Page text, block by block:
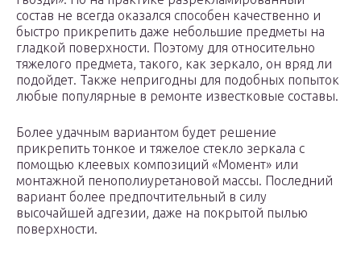
состав не всегда оказался способен качественно и
быстро прикрепить даже небольшие предметы на
гладкой поверхности. Поэтому для относительно
тяжелого предмета, такого, как зеркало, он вряд ли
подойдет. Также непригодны для подобных попыток
любые популярные в ремонте известковые составы.
Более удачным вариантом будет решение
прикрепить тонкое и тяжелое стекло зеркала с
помощью клеевых композиций «Момент» или
монтажной пенополиуретановой массы. Последний
вариант более предпочтительный в силу
высочайшей адгезии, даже на покрытой пылью
поверхности.